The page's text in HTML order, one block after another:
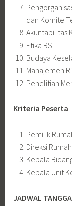
dan Komite
Akuntabilitas
Etika RS
Budaya
Manajemen
Penelitian
Kriteria Peserta
Pemilik
Direksi
Kepala
Kepala Unit
JADWAL